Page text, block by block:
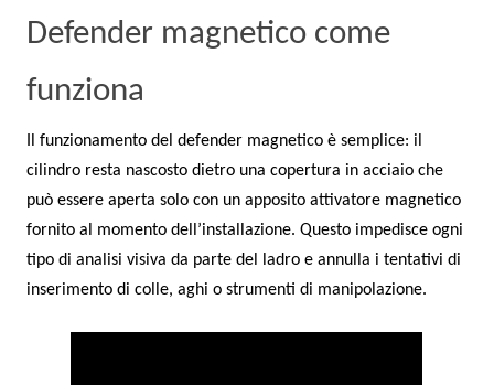
Defender magnetico come
funziona
Il funzionamento del defender magnetico è semplice: il
cilindro resta nascosto dietro una copertura in acciaio che
può essere aperta solo con un apposito attivatore magnetico
fornito al momento dell’installazione. Questo impedisce ogni
tipo di analisi visiva da parte del ladro e annulla i tentativi di
inserimento di colle, aghi o strumenti di manipolazione.